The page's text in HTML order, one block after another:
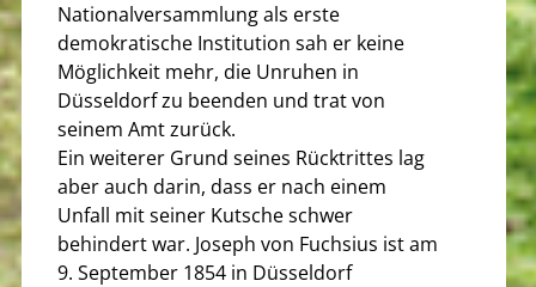
Nationalversammlung als erste
demokratische Institution sah er keine
Möglichkeit mehr, die Unruhen in
Düsseldorf zu beenden und trat von
seinem Amt zurück.
Ein weiterer Grund seines Rücktrittes lag
aber auch darin, dass er nach einem
Unfall mit seiner Kutsche schwer
behindert war. Joseph von Fuchsius ist am
9. September 1854 in Düsseldorf